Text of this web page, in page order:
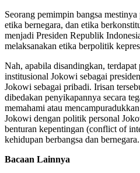
Seorang pemimpin bangsa
etika bernegara, dan etika
menjadi Presiden Republik
melaksanakan etika berpolitik
Nah, apabila disandingkan,
institusional Jokowi sebagai
Jokowi sebagai pribadi. Irisan
dibedakan penyikapannya secara
memahami atau
Jokowi dengan politik personal
benturan kepentingan (conflict of
kehidupan berbangsa dan bernegara.
Bacaan Lainnya